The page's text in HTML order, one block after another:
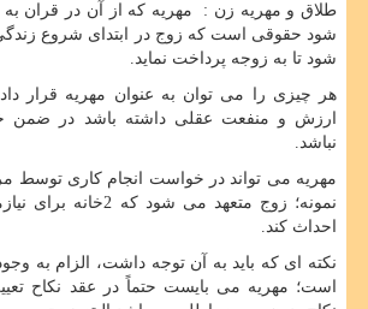
طلاق و مهریه زن : مهریه که از آن در قران
شود حقوقی است که زوج در ابتدای شروع
شود تا به زوجه پرداخت نماید.
هر چیزی را می توان به عنوان مهریه قرار
ارزش و منفعت عقلی داشته باشد در ضمن
نباشد.
مهریه می تواند در خواست انجام کاری توسط
نمونه؛ زوج متعهد می شود
احداث کند.
نکته ای که باید به آن توجه داشت، الزام به
است؛ مهریه می بایست حتماً در عقد نکاح